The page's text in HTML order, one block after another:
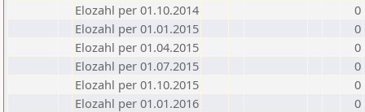
Elozahl per 01.10.2014
0
Elozahl per 01.01.2015
0
Elozahl per 01.04.2015
0
Elozahl per 01.07.2015
0
Elozahl per 01.10.2015
0
Elozahl per 01.01.2016
0